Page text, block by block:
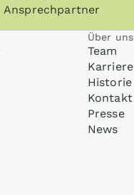
Ansprechpartner
Über uns
Team
Karriere
Historie
Kontakt
Presse
News